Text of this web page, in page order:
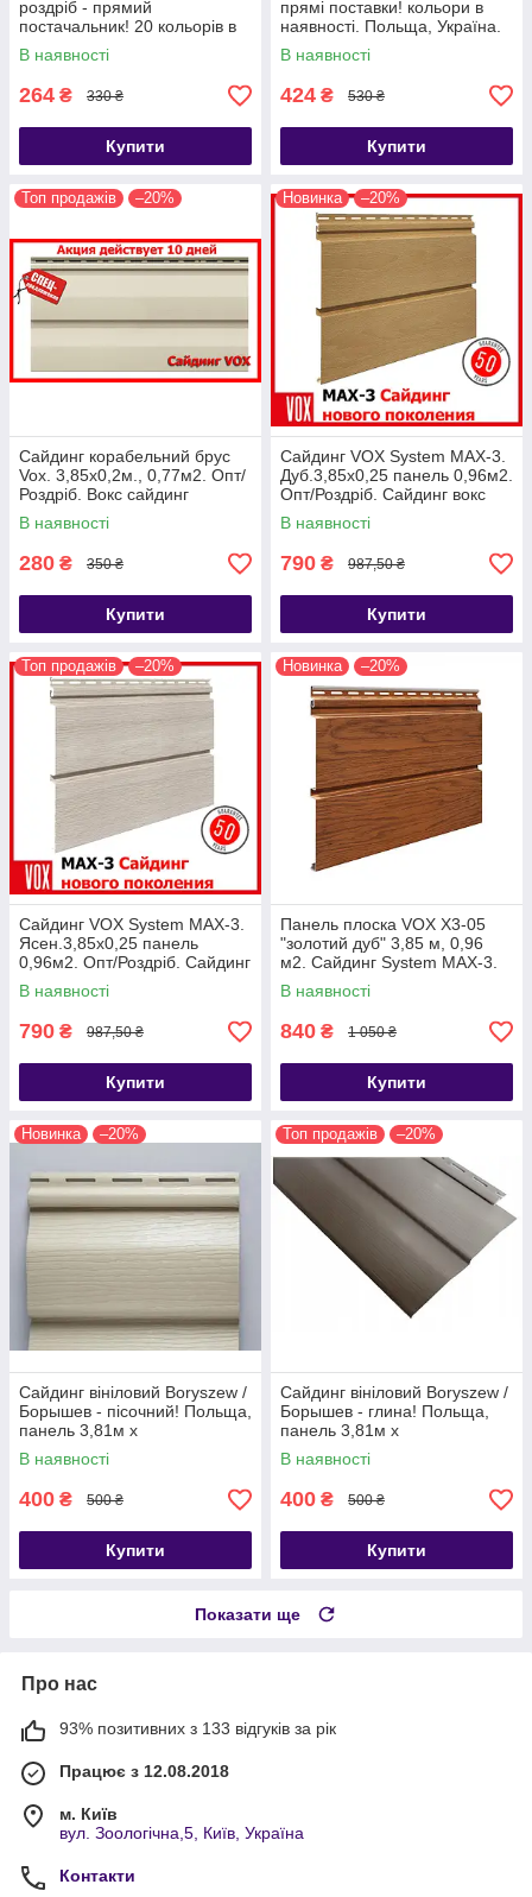
роздріб - прямий
постачальник! 20 кольорів в
наявності.
В наявності
264 ₴ 330 ₴
Купити
прямі поставки! кольори в
наявності. Польща, Україна.
В наявності
424 ₴ 530 ₴
Купити
Топ продажів –20%
Сайдинг корабельний брус
Vox. 3,85x0,2м., 0,77м2. Опт/
Роздріб. Вокс сайдинг
вініловий Польща
В наявності
280 ₴ 350 ₴
Купити
Новинка –20%
Сайдинг VOX System MAX-3.
Дуб.3,85x0,25 панель 0,96м2.
Опт/Роздріб. Сайдинг вокс
макс3. 5 кольорів.
В наявності
790 ₴ 987,50 ₴
Купити
Топ продажів –20%
Сайдинг VOX System MAX-3.
Ясен.3,85x0,25 панель
0,96м2. Опт/Роздріб. Сайдинг
вокс макс3. 5 кольорів.
В наявності
790 ₴ 987,50 ₴
Купити
Новинка –20%
Панель плоска VOX X3-05
"золотий дуб" 3,85 м, 0,96
м2. Сайдинг System MAX-3.
Сайдинг вініловий.
В наявності
840 ₴ 1 050 ₴
Купити
Новинка –20%
Сайдинг вініловий Boryszew /
Борышев - пісочний! Польща,
панель 3,81м х
0,203.Гарантія 25 років.
Сайдинг
В наявності
400 ₴ 500 ₴
Купити
Топ продажів –20%
Сайдинг вініловий Boryszew /
Борышев - глина! Польща,
панель 3,81м х
0,203.Гарантія 25 років.
Сайдинг фасадний
В наявності
400 ₴ 500 ₴
Купити
Показати ще
Про нас
93% позитивних з 133 відгуків за рік
Працює з 12.08.2018
м. Київ
вул. Зоологічна,5, Київ, Україна
Контакти